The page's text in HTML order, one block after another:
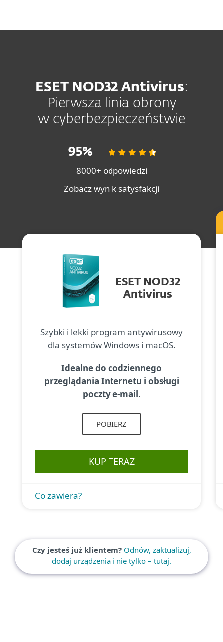
ESET NOD32 Antivirus:
Pierwsza linia obrony
w cyberbezpieczeństwie
95%
8000+ odpowiedzi
Zobacz wynik satysfakcji
ESET NOD32
Antivirus
Szybki i lekki program antywirusowy
dla systemów Windows i macOS.
Idealne do codziennego
przeglądania Internetu i obsługi
poczty e-mail.
POBIERZ
KUP TERAZ
Co zawiera?
Czy jesteś już klientem? Odnów, zaktualizuj,
dodaj urządzenia i nie tylko – tutaj.